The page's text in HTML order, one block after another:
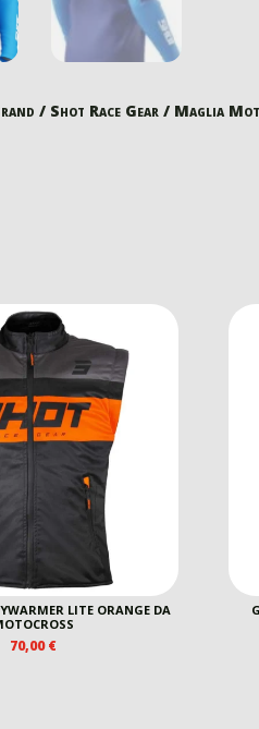
/ Shot Race Gear / Maglia
LITE ORANGE DA
70,00€